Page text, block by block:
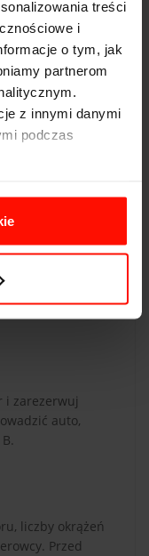
treści
i
o tym, jak
partnerom
z innymi danymi
podczas
Voucher
samą ważność co
i zarezerwuj
auto,
liczby okrążeń
Przed